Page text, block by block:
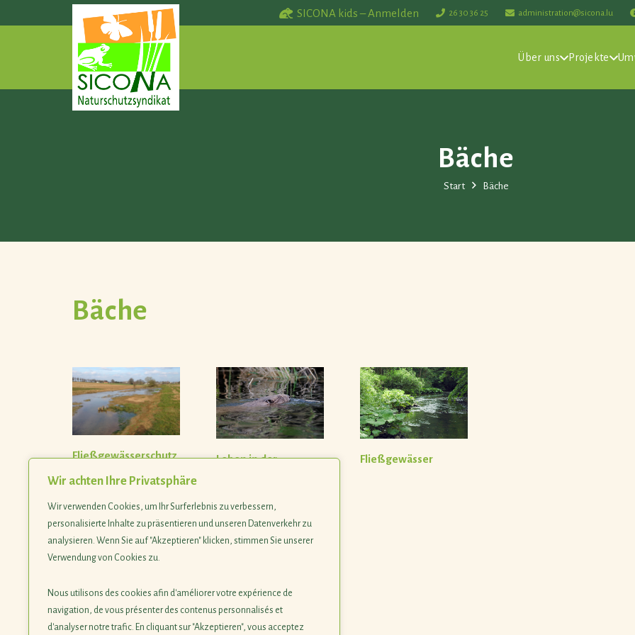
Wir achten Ihre Privatsphäre
Wir verwenden Cookies, um Ihr Surferlebnis zu verbessern,
personalisierte Inhalte zu präsentieren und unseren Datenverkehr zu
analysieren. Wenn Sie auf "Akzeptieren" klicken, stimmen Sie unserer
Verwendung von Cookies zu.
Nous utilisons des cookies afin d'améliorer votre expérience de
navigation, de vous présenter des contenus personnalisés et
d'analyser notre trafic. En cliquant sur "Akzeptieren", vous acceptez
SICONA kids – Anmelden 26 30 36 25 administration@sicona.lu
Über uns Projekte
Bäche
Start Bäche
Bäche
Fließgewässerschutz
Leben in der
Fließgewässer